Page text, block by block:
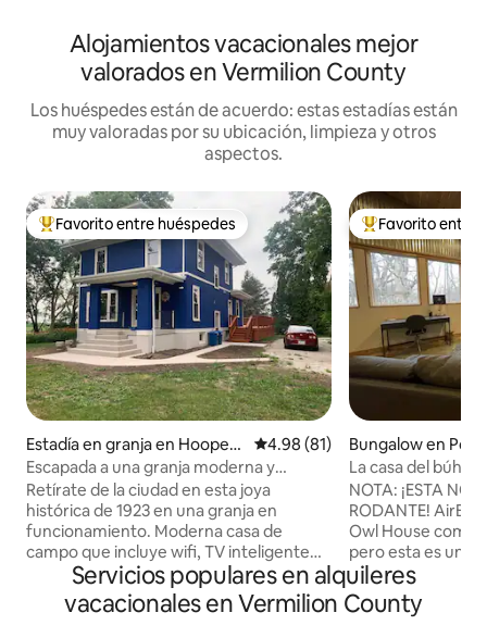
Alojamientos vacacionales mejor
valorados en Vermilion County
Los huéspedes están de acuerdo: estas estadías están
muy valoradas por su ubicación, limpieza y otros
aspectos.
Favorito entre huéspedes preferido
Favorito entre huéspedes
Estadía en granja en Hoopest
on
Calificación promedio: 4.98 de
4.98 (81)
Escapada a una granja moderna y
tranquila
Retírate de la ciudad en esta joya
histórica de 1923 en una granja en
funcionamiento. Moderna casa de
campo que incluye wifi, TV inteligente
de 65 pulgadas y una cocina totalmente
equipada de última generación. La
planta principal tiene una oficina/sala de
Favorito entre
Favorito entre
Bungalow en
La casa del búho
NOTA: ¡ESTA NO
RODANTE!
Owl House como
pero esta es una
durante todo el
cálidos y aire
verano. Preciosa
Servicios populares en alquileres
vacacionales en Vermilion County